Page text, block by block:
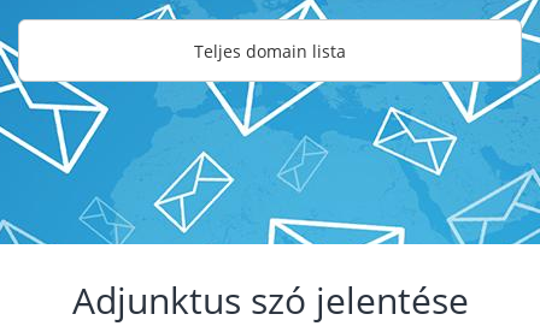
Teljes domain lista
Adjunktus szó jelentése